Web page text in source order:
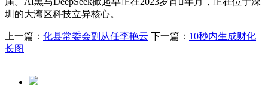
圳的大湾区科技立异核心。
上一篇： 化县常委会副从任李艳云 下一篇： 10秒内生成财化
长图